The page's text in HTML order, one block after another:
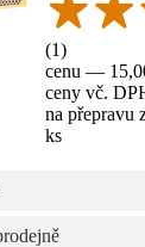
(1)
cenu —
ceny vč.
na přepravu
ks